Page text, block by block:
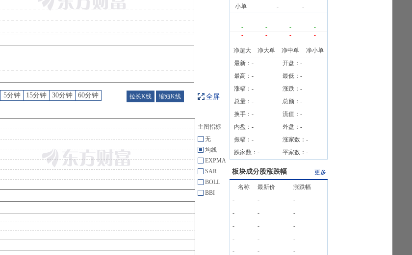
5分钟 15分钟 30分钟 60分钟 拉长K线 缩短K线 全屏
主图指标
无
均线
EXPMA
SAR
BOLL
BBI
小单
- -
- - -
-
-
- - -
净超大 净大单 净中单
净小单
最新： - 开盘： -
最高： - 最低： -
涨幅： - 涨跌： -
总量： - 总额： -
换手： - 流值： -
内盘： - 外盘： -
振幅： - 涨家数： -
跌家数： - 平家数： -
板块成分股涨跌幅 更多
名称 最新价
涨跌幅
-
-
-
-
-
-
-
-
-
-
-
-
-
-
-